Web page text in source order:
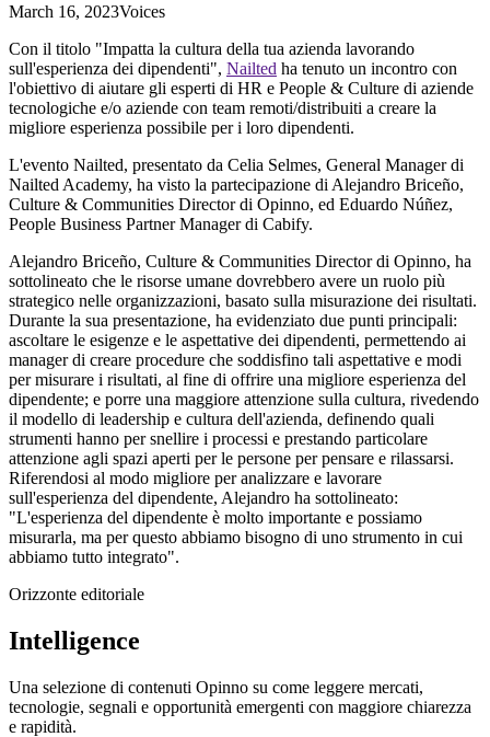
March 16, 2023Voices
Con il titolo "Impatta la cultura della tua azienda lavorando
sull'esperienza dei dipendenti", Nailted ha tenuto un incontro con
l'obiettivo di aiutare gli esperti di HR e People & Culture di aziende
tecnologiche e/o aziende con team remoti/distribuiti a creare la
migliore esperienza possibile per i loro dipendenti.
L'evento Nailted, presentato da Celia Selmes, General Manager di
Nailted Academy, ha visto la partecipazione di Alejandro Briceño,
Culture & Communities Director di Opinno, ed Eduardo Núñez,
People Business Partner Manager di Cabify.
Alejandro Briceño, Culture & Communities Director di Opinno, ha
sottolineato che le risorse umane dovrebbero avere un ruolo più
strategico nelle organizzazioni, basato sulla misurazione dei risultati.
Durante la sua presentazione, ha evidenziato due punti principali:
ascoltare le esigenze e le aspettative dei dipendenti, permettendo ai
manager di creare procedure che soddisfino tali aspettative e modi
per misurare i risultati, al fine di offrire una migliore esperienza del
dipendente; e porre una maggiore attenzione sulla cultura, rivedendo
il modello di leadership e cultura dell'azienda, definendo quali
strumenti hanno per snellire i processi e prestando particolare
attenzione agli spazi aperti per le persone per pensare e rilassarsi.
Riferendosi al modo migliore per analizzare e lavorare
sull'esperienza del dipendente, Alejandro ha sottolineato:
"L'esperienza del dipendente è molto importante e possiamo
misurarla, ma per questo abbiamo bisogno di uno strumento in cui
abbiamo tutto integrato".
Orizzonte editoriale
Intelligence
Una selezione di contenuti Opinno su come leggere mercati,
tecnologie, segnali e opportunità emergenti con maggiore chiarezza
e rapidità.